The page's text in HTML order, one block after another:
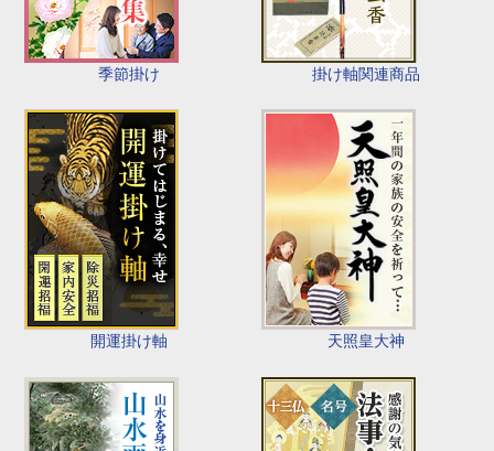
季節掛け 掛け軸関連商品
開運掛け軸 天照皇大神